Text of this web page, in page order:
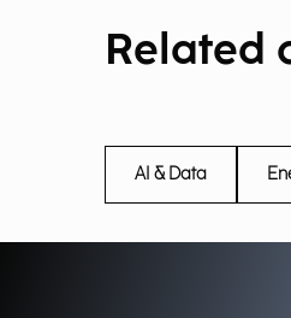
Related
AI & Data